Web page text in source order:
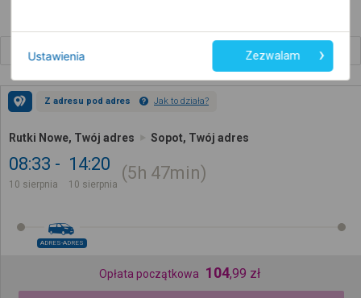
Z adresu pod adres Jak to działa?
Rutki Nowe, Twój adres Sopot, Twój adres
08:33
10 sierpnia
14:20
10 sierpnia
5h 47min
ADRES-ADRES
Opłata początkowa 104,99 zł
Ustawienia Zezwalam